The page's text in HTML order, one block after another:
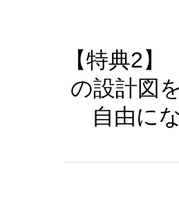
【特典2
の設計図
自由に